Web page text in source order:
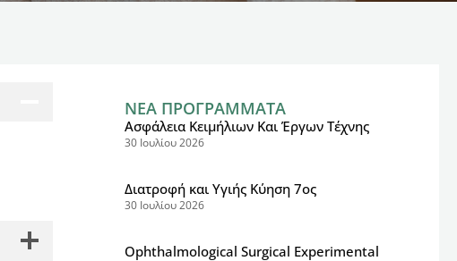
ΝΕΑ ΠΡΟΓΡΑΜΜΑΤΑ
Ασφάλεια Κειμήλιων Και Έργων Τέχνης
30 Ιουλίου 2026
Διατροφή και Υγιής Κύηση 7ος
30 Ιουλίου 2026
Ophthalmological Surgical Experimental